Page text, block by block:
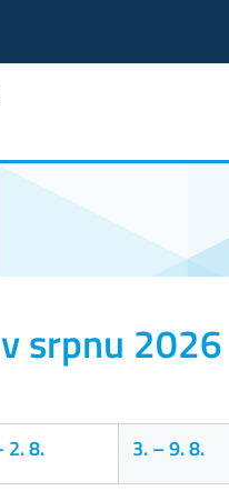
akcí
srpnu 2026
2. 8. 3.–9. 8.